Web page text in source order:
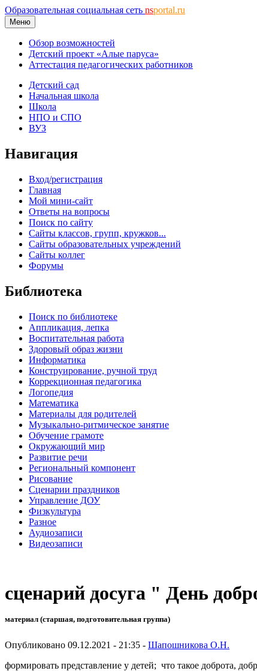
Образовательная социальная сеть nsportal.ru
Меню
Обзор возможностей
Детский проект «Алые паруса»
Аттестация педагогических работников
Детский сад
Начальная школа
Школа
НПО и СПО
ВУЗ
Навигация
Вход/регистрация
Главная
Мой мини-сайт
Ответы на вопросы
Поиск по сайту
Сайты классов, групп, кружков...
Сайты образовательных учреждений
Сайты коллег
Форумы
Библиотека
Поиск по библиотеке
Аппликация, лепка
Воспитательная работа
Здоровый образ жизни
Информатика
Конструирование, ручной труд
Коррекционная педагогика
Логопедия
Математика
Материалы для родителей
Музыкально-ритмическое занятие
Обучение грамоте
Окружающий мир
Развитие речи
Региональный компонент
Рисование
Сценарии праздников
Управление ДОУ
Физкультура
Разное
Аудиозаписи
Видеозаписи
сценарий досуга " День
материал (старшая, подготовительная группа)
Опубликовано 09.12.2021 - 21:35 - Шапошникова О.Н.
формировать представление у детей; что такое доброта,